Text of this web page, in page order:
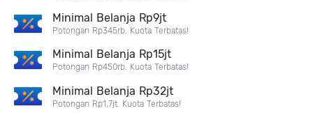
Minimal Belanja Rp9jt
Potongan Rp345rb. Kuota Terbatas!
Minimal Belanja Rp15jt
Potongan Rp450rb. Kuota Terbatas!
Minimal Belanja Rp32jt
Potongan Rp1,7jt. Kuota Terbatas!